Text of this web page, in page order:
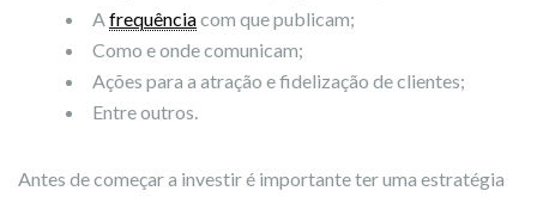
A frequênciacom que publicam;
Como e onde comunicam;
Ações para a atração e fidelização de clientes;
Entre outros.
Antes de começar a investir é importante ter uma estratégia